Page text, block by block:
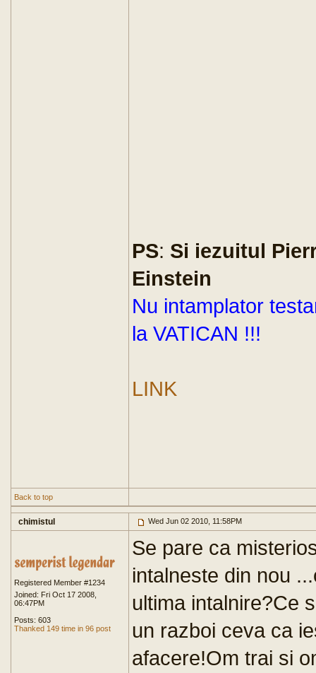
PS: Si iezuitul
Einstein
Nu intamplator
la VATICAN !!!
LINK
Back to top
chimistul Wed Jun 02 2010, 11:58PM
Registered Member #1234
Joined: Fri Oct 17 2008,
06:47PM
Posts: 603
Thanked 149 time in 96 post
Se pare ca
intalneste din nou
ultima intalnire?Ce
un razboi ceva ca
afacere!Om trai si